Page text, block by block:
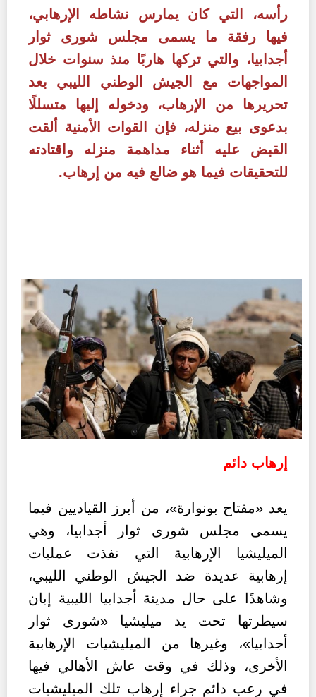
رأسه، التي كان يمارس نشاطه الإرهابي،
فيها رفقة ما يسمى مجلس شورى ثوار
أجدابيا، والتي تركها هاربًا منذ سنوات خلال
المواجهات مع الجيش الوطني الليبي بعد
تحريرها من الإرهاب، ودخوله إليها متسللًا
بدعوى بيع منزله، فإن القوات الأمنية ألقت
القبض عليه أثناء مداهمة منزله واقتادته
للتحقيقات فيما هو ضالع فيه من إرهاب.
إرهاب دائم
يعد «مفتاح بونوارة»، من أبرز القياديين فيما
يسمى مجلس شورى ثوار أجدابيا، وهي
الميليشيا الإرهابية التي نفذت عمليات
إرهابية عديدة ضد الجيش الوطني الليبي،
وشاهدًا على حال مدينة أجدابيا الليبية إبان
سيطرتها تحت يد ميليشيا «شورى ثوار
أجدابيا»، وغيرها من الميليشيات الإرهابية
الأخرى، وذلك في وقت عاش الأهالي فيها
في رعب دائم جراء إرهاب تلك الميليشيات